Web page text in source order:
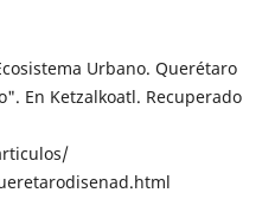
Urba­no. Querétaro
En Ketzalkoatl. Recuperado